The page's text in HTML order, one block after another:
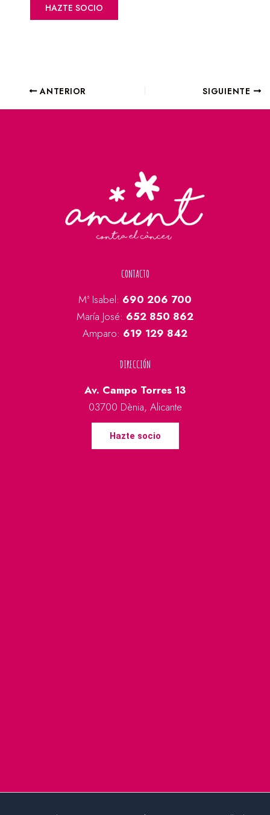
HAZTE SOCIO
ANTERIOR SIGUIENTE
CONTACTO
Mª Isabel: 690 206 700
María José: 652 850 862
Amparo: 619 129 842
DIRECCIÓN
Av. Campo Torres 13
03700 Dènia, Alicante
Hazte socio